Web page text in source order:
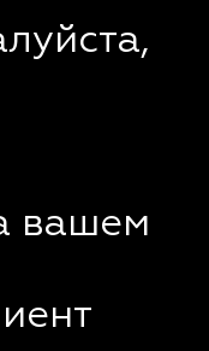
вашем